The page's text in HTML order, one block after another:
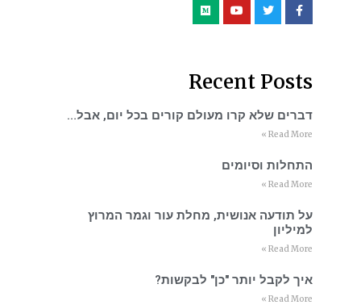
Recent Posts
דברים שלא קרו מעולם קורים בכל יום, אבל…
Read More »
התחלות וסיומים
Read More »
על תודעה אנושית, מחלת עור וגמר המרוץ
למיליון
Read More »
איך לקבל יותר "כן" לבקשות?
Read More »